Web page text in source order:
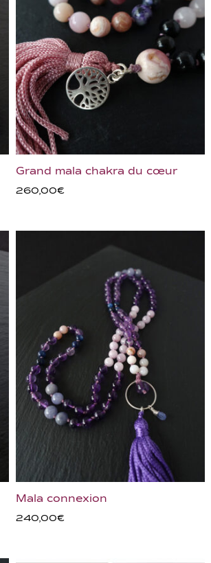
Grand mala chakra du cœur
260,00€
Mala connexion
240,00€